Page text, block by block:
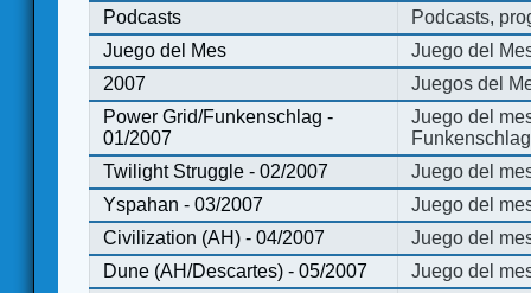
Podcasts
Podcasts,
Juego del Mes
Juego del
2007
Juegos del
Power Grid/Funkenschlag -
01/2007
Juego del
Twilight Struggle - 02/2007
Juego del
Yspahan - 03/2007
Juego del
Civilization (AH) - 04/2007
Juego del
Dune (AH/Descartes) - 05/2007
Juego del